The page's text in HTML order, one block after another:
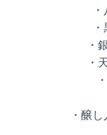
・
・
・醸